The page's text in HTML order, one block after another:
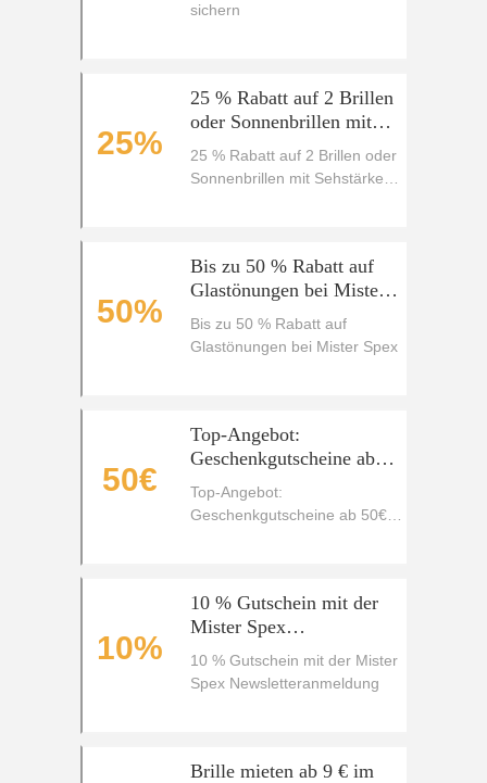
sichern
25%
25 % Rabatt auf 2 Brillen
oder Sonnenbrillen mit
Sehstärke bei Mister Spex
25 % Rabatt auf 2 Brillen oder
Sonnenbrillen mit Sehstärke
50%
Bis zu 50 % Rabatt auf
Glastönungen bei Mister
Spex
Bis zu 50 % Rabatt auf
Glastönungen bei Mister Spex
50€
Top-Angebot:
Geschenkgutscheine ab
50€
Top-Angebot:
Geschenkgutscheine ab 50€
10%
10 % Gutschein mit der
Mister Spex
Newsletteranmeldung
10 % Gutschein mit der Mister
Spex Newsletteranmeldung
Brille mieten ab 9 € im